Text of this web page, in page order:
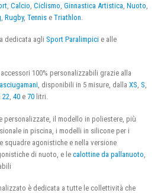
Calcio Ciclismo Ginnastica Artistica Nuoto
Rugby, Tennis e Triathlon
dedicata agli Sport Paralimpici e alle
100% personalizzabili grazie alla
asciugamani, disponibili in 5 misure, dalla XS, S,
22, 40 e 70 litri.
personalizzate, il modello in poliestere, più
in piscina, i modelli in silicone per i
squadre agonistiche e nella versione
di nuoto, e le calottine da pallanuoto
è dedicata a tutte le collettività che